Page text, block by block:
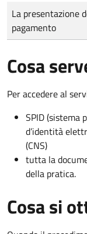
Tipo di pagamento
Importo
La presentazione
pagamento
Cosa
Per accedere al
SPID (sistema
d’identità
(CNS)
tutta la
della pratica.
Cosa si